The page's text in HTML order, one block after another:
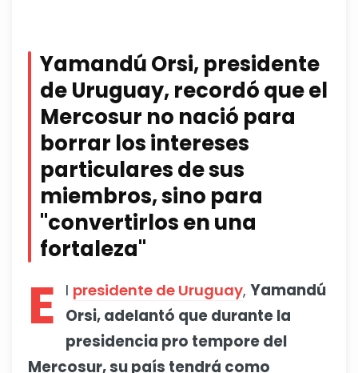
Yamandú Orsi, presidente
de Uruguay, recordó que el
Mercosur no nació para
borrar los intereses
particulares de sus
miembros, sino para
"convertirlos en una
fortaleza"
E l presidente de Uruguay, Yamandú
Orsi, adelantó que durante la
presidencia pro tempore del
Mercosur, su país tendrá como